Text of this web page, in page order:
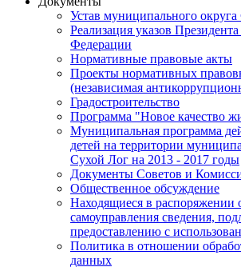
Устав муниципального
Реализация указов
Федерации
Нормативные правовые акты
Проекты нормативных
(независимая
Градостроительство
Программа "Новое качество
Муниципальная программа
детей на территории
Сухой Лог на 2013 - 2017 годы
Документы Советов и
Общественное обсуждение
Находящиеся в распоряжении
самоуправления сведения,
предоставлению с
Политика в отношении
данных